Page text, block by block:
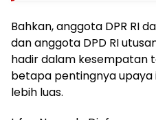
Bahkan, anggota DPR RI
dan anggota DPD RI
hadir dalam kesempatan
betapa pentingnya upaya
lebih luas.